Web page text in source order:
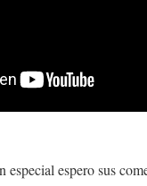
especial espero sus